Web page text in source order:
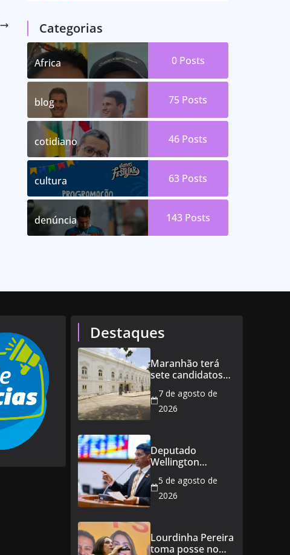
Categorias
Africa 0 Posts
blog 75 Posts
cotidiano 46 Posts
cultura 63 Posts
denúncia 143 Posts
Destaques
Maranhão terá
sete candidatos
ao Senado
7 de agosto de
2026
Deputado
Wellington
de 21,7% para
todos os
aposentados do
Maranhão
5 de agosto de
2026
Lourdinha Pereira
toma posse no